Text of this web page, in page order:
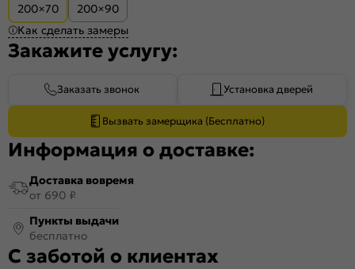
200×70
200×90
Как сделать замеры
Закажите услугу:
Заказать звонок Установка дверей
Вызвать замерщика (Бесплатно)
Информация о доставке:
Доставка вовремя
от 690 ₽
Пункты выдачи
бесплатно
С заботой о клиентах